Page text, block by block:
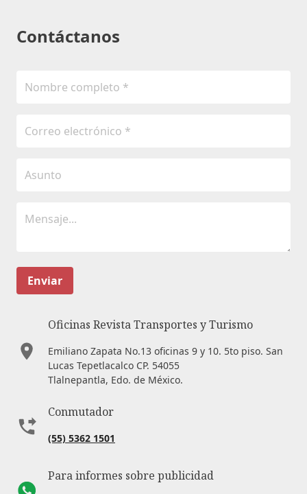
Contáctanos
Enviar
Oficinas Revista Transportes y Turismo
Emiliano Zapata No.13 oficinas 9 y 10. 5to piso. San
Lucas Tepetlacalco CP. 54055
Tlalnepantla, Edo. de México.
Conmutador
(55) 5362 1501
Para informes sobre publicidad